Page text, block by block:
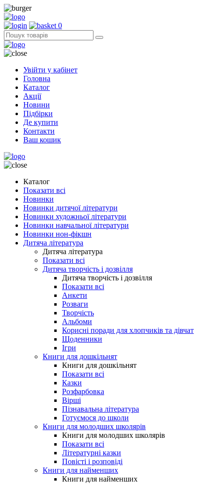
0
Увійти у кабінет
Головна
Каталог
Акції
Новини
Підбірки
Де купити
Контакти
Ваш кошик
Каталог
Показати всі
Новинки
Новинки дитячої літератури
Новинки художньої літератури
Новинки навчальної літератури
Новинки нон-фікшн
Дитяча література
Дитяча література
Показати всі
Дитяча творчість і дозвілля
Дитяча творчість і дозвілля
Показати всі
Анкети
Розваги
Творчість
Альбоми
Корисні поради для хлопчиків та дівчат
Щоденники
Ігри
Книги для дошкільнят
Книги для дошкільнят
Показати всі
Казки
Розфарбовка
Вірші
Пізнавальна література
Готуємося до школи
Книги для молодших школярів
Книги для молодших школярів
Показати всі
Літературні казки
Повісті і розповіді
Книги для найменших
Книги для найменших